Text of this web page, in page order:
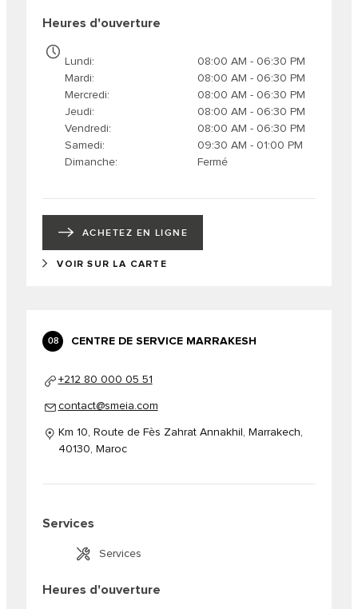
Heures d'ouverture
Lundi
08:00 AM - 06:30 PM
Mardi
08:00 AM - 06:30 PM
Mercredi
08:00 AM - 06:30 PM
Jeudi
08:00 AM - 06:30 PM
Vendredi
08:00 AM - 06:30 PM
Samedi
09:30 AM - 01:00 PM
Dimanche
Fermé
ACHETEZ EN LIGNE
VOIR SUR LA CARTE
08 CENTRE DE SERVICE MARRAKESH
+212 80 000 05 51
contact@smeia.com
Km 10, Route de Fès Zahrat Annakhil, Marrakech,
40130, Maroc
Services
Services
Heures d'ouverture